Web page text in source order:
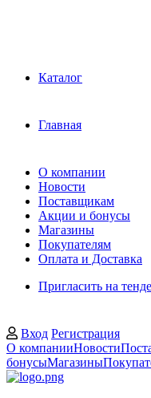
Каталог
Главная
О компании
Новости
Поставщикам
Акции и бонусы
Магазины
Покупателям
Оплата и Доставка
Пригласить на
Вход Регистрация
О компанииНовости
бонусыМагазины